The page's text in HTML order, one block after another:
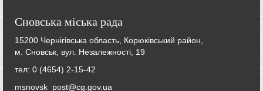
Сновська міська рада
15200 Чернігівська область, Корюківський район,
м. Сновськ, вул. Незалежності, 19
тел: 0 (4654) 2-15-42
msnovsk_post@cg.gov.ua